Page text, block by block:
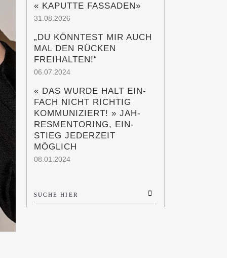
« KAPUT­TE FASSADEN»
31.08.2026
„DU KÖNN­TEST MIR AUCH
MAL DEN RÜCKEN
FREIHALTEN!“
06.07.2024
« DAS WUR­DE HALT EIN­
FACH NICHT RICH­TIG
KOM­MU­NI­ZIERT! » JAH­
RES­MEN­TO­RING, EIN­
STIEG JEDER­ZEIT
MÖGLICH
08.01.2024